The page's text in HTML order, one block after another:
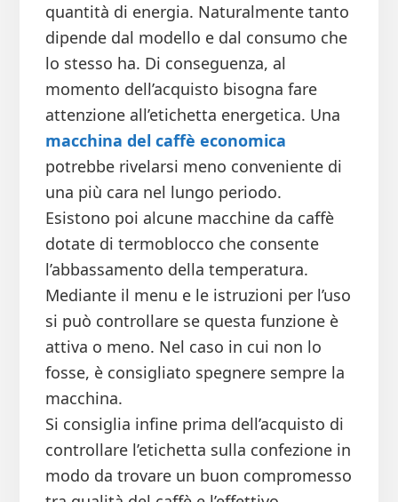
quantità di energia. Naturalmente tanto
dipende dal modello e dal consumo che
lo stesso ha. Di conseguenza, al
momento dell’acquisto bisogna fare
attenzione all’etichetta energetica. Una
macchina del caffè economica
potrebbe rivelarsi meno conveniente di
una più cara nel lungo periodo.
Esistono poi alcune macchine da caffè
dotate di termoblocco che consente
l’abbassamento della temperatura.
Mediante il menu e le istruzioni per l’uso
si può controllare se questa funzione è
attiva o meno. Nel caso in cui non lo
fosse, è consigliato spegnere sempre la
macchina.
Si consiglia infine prima dell’acquisto di
controllare l’etichetta sulla confezione in
modo da trovare un buon compromesso